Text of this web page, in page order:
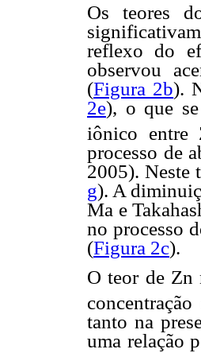
Os teores
reflexo do
observou
(Figura 2b).
2e), o que
iônico entre
processo de
2005). Neste
g). A
Ma e
no processo
(Figura 2c).
O teor de Zn
tanto na
uma relação